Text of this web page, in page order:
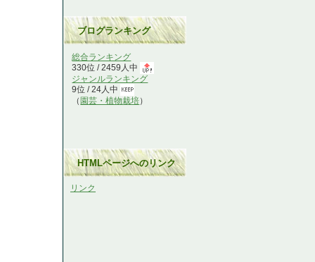
ブログランキング
総合ランキング
330位 / 2459人中
ジャンルランキング
9位 / 24人中
（ 園芸・植物栽培）
HTMLページへのリンク
リンク